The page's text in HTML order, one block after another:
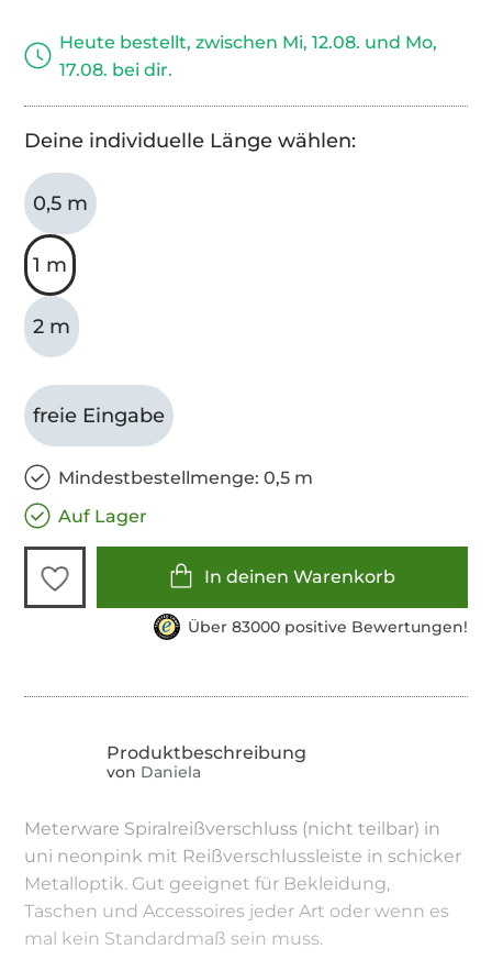
Heute bestellt, zwischen Mi, 12.08. und Mo,
17.08. bei dir.
Deine individuelle Länge wählen:
0,5 m
1 m
2 m
freie Eingabe
Mindestbestellmenge: 0,5 m
Auf Lager
In deinen Warenkorb
Über 83000 positive Bewertungen!
von Daniela
Meterware Spiralreißverschluss (nicht teilbar) in
uni neonpink mit Reißverschlussleiste in schicker
Metalloptik. Gut geeignet für Bekleidung,
Taschen und Accessoires jeder Art oder wenn es
mal kein Standardmaß sein muss.